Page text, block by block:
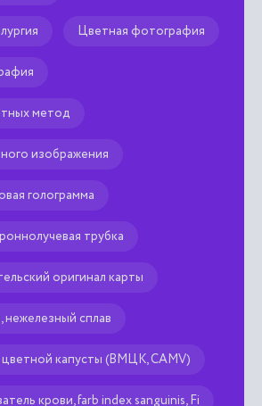
Цветная фотография
метод
изображения
голограмма
трубка
оригинал карты
нежелезный сплав
капусты (ВМЦК, CAMV)
крови, farb index sanguinis, Fi